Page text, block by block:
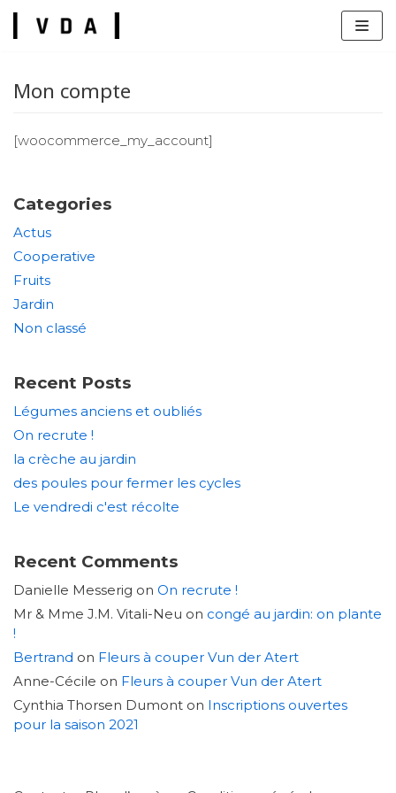
Skip
Mon compte
[woocommerce_my_account]
Categories
Actus
Cooperative
Fruits
Jardin
Non classé
Recent Posts
Légumes anciens et oubliés
On recrute !
la crèche au jardin
des poules pour fermer les cycles
Le vendredi c'est récolte
Recent Comments
Danielle Messerig on On recrute !
Mr & Mme J.M. Vitali-Neu on congé au jardin: on plante
!
Bertrand on Fleurs à couper Vun der Atert
Anne-Cécile on Fleurs à couper Vun der Atert
Cynthia Thorsen Dumont on Inscriptions ouvertes
pour la saison 2021